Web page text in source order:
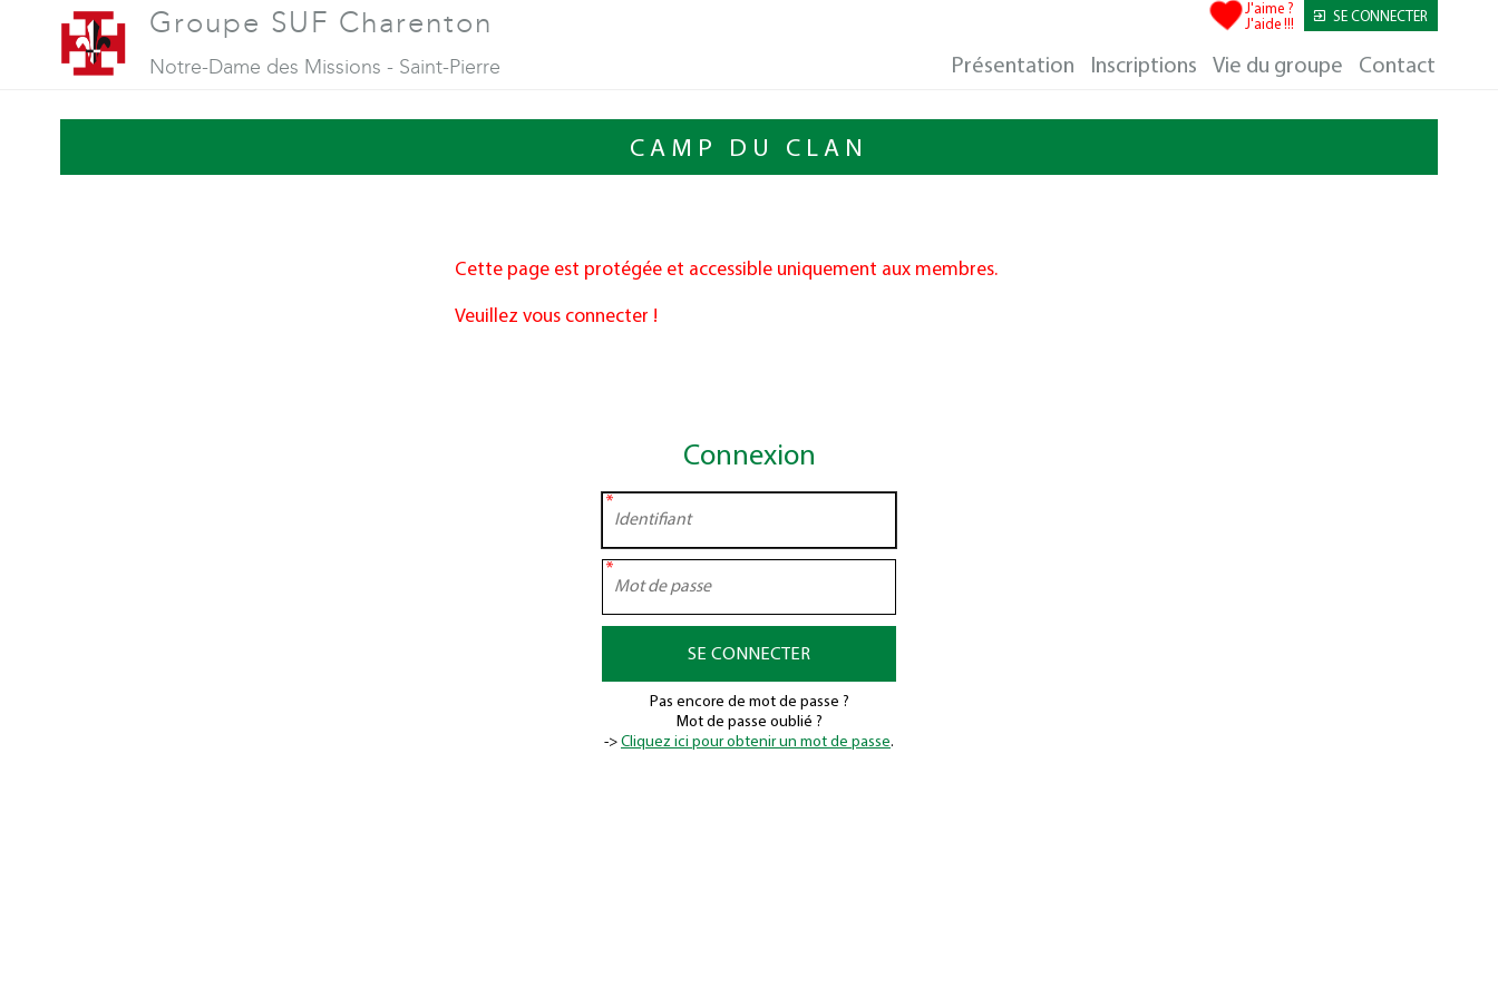
Groupe SUF Charenton
Notre-Dame des Missions - Saint-Pierre Présentation Inscriptions Vie du groupe Contact
J'aime ?
J'aide !!!
SE CONNECTER
CAMP DU CLAN
Cette page est protégée et accessible uniquement aux membres.
Veuillez vous connecter !
Connexion
SE CONNECTER
Pas encore de mot de passe ?
Mot de passe oublié ?
-> Cliquez ici pour obtenir un mot de passe.